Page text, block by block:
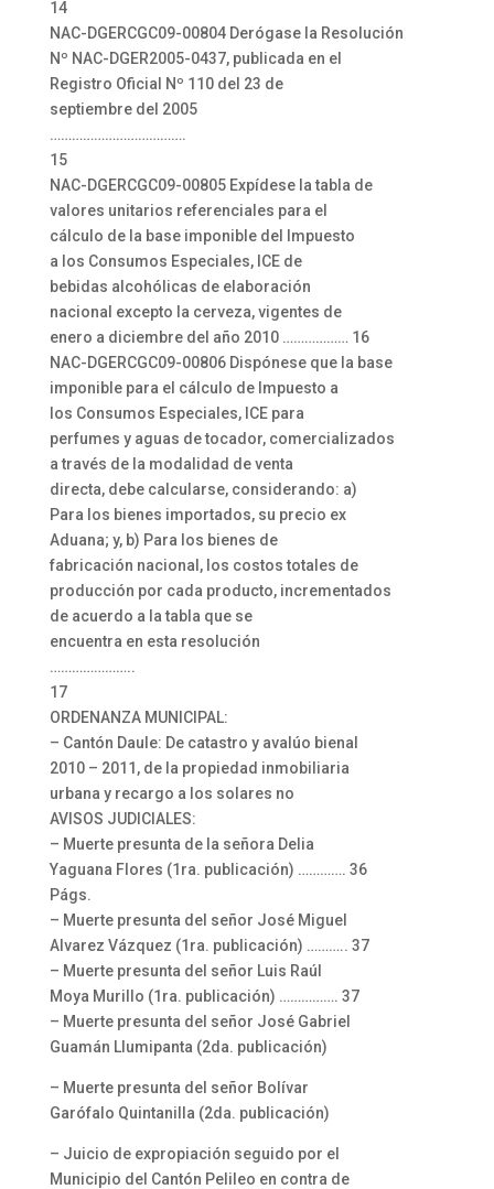
14
NAC-DGERCGC09-00804 Derógase la Resolución
Nº NAC-DGER2005-0437, publicada en el
Registro Oficial Nº 110 del 23 de
septiembre del 2005
……………………………….
15
NAC-DGERCGC09-00805 Expídese la tabla de
valores unitarios referenciales para el
cálculo de la base imponible del Impuesto
a los Consumos Especiales, ICE de
bebidas alcohólicas de elaboración
nacional excepto la cerveza, vigentes de
enero a diciembre del año 2010 ……………… 16
NAC-DGERCGC09-00806 Dispónese que la base
imponible para el cálculo de Impuesto a
los Consumos Especiales, ICE para
perfumes y aguas de tocador, comercializados
a través de la modalidad de venta
directa, debe calcularse, considerando: a)
Para los bienes importados, su precio ex
Aduana; y, b) Para los bienes de
fabricación nacional, los costos totales de
producción por cada producto, incrementados
de acuerdo a la tabla que se
encuentra en esta resolución
…………………..
17
ORDENANZA MUNICIPAL:
– Cantón Daule: De catastro y avalúo bienal
2010 – 2011, de la propiedad inmobiliaria
urbana y recargo a los solares no
AVISOS JUDICIALES:
– Muerte presunta de la señora Delia
Yaguana Flores (1ra. publicación) …………. 36
Págs.
– Muerte presunta del señor José Miguel
Alvarez Vázquez (1ra. publicación) ……….. 37
– Muerte presunta del señor Luis Raúl
Moya Murillo (1ra. publicación) ……………. 37
– Muerte presunta del señor José Gabriel
Guamán Llumipanta (2da. publicación)
– Muerte presunta del señor Bolívar
Garófalo Quintanilla (2da. publicación)
– Juicio de expropiación seguido por el
Municipio del Cantón Pelileo en contra de